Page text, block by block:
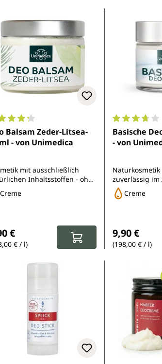
Bewertung von 4.2 von 5
Balsam Zeder-Litsea-
- von Unimedica
mit ausschließlich
Inhaltsstoffen - ohne
Zinkoxid und Natron
Creme
€
€ / l)
Basische
- von
zuverlässig
und beim
und ohne
Creme
9,90 €
(198,00 € / l)